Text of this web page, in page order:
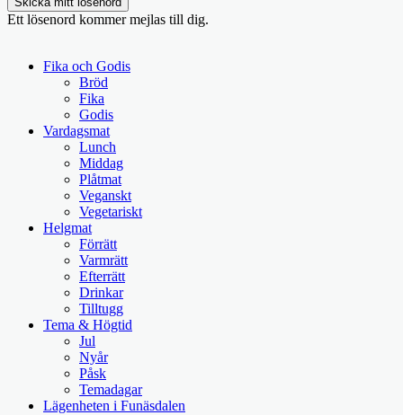
Ett lösenord kommer mejlas till dig.
Fika och Godis
Bröd
Fika
Godis
Vardagsmat
Lunch
Middag
Plåtmat
Veganskt
Vegetariskt
Helgmat
Förrätt
Varmrätt
Efterrätt
Drinkar
Tilltugg
Tema & Högtid
Jul
Nyår
Påsk
Temadagar
Lägenheten i Funäsdalen